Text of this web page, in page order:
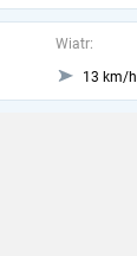
Wiatr:
13 km/h